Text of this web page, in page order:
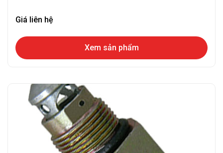
Giá liên hệ
Xem sản phẩm